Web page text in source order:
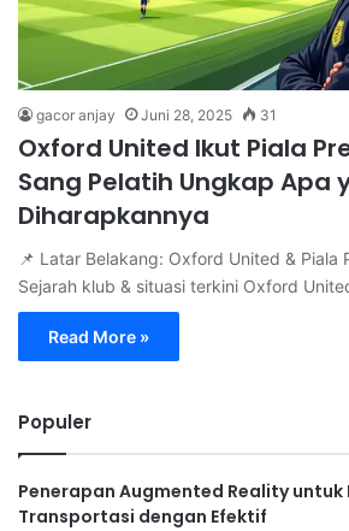
gacor anjay Juni 28, 2025 31
Oxford United Ikut Piala
Sang Pelatih Ungkap Apa
Diharapkannya
📌 Latar Belakang: Oxford United & Piala
Sejarah klub & situasi terkini Oxford
Read More »
Populer
Penerapan Augmented Reality
Transportasi dengan Efektif